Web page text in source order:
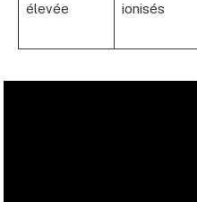
élevée
ionisés